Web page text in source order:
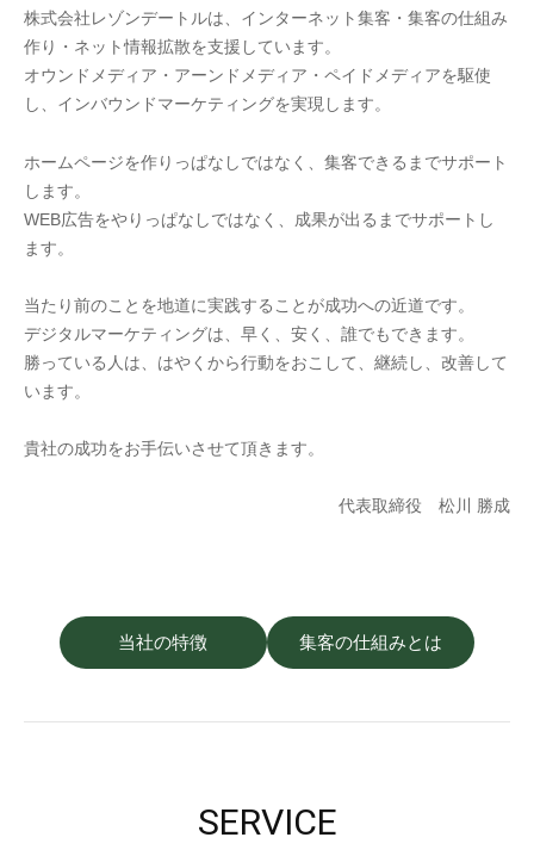
株式会社レゾンデートルは、インターネット集客・集客の仕組み
作り・ネット情報拡散を支援しています。
オウンドメディア・アーンドメディア・ペイドメディアを駆使
し、インバウンドマーケティングを実現します。
ホームページを作りっぱなしではなく、集客できるまでサポート
します。
WEB広告をやりっぱなしではなく、成果が出るまでサポートし
ます。
当たり前のことを地道に実践することが成功への近道です。
デジタルマーケティングは、早く、安く、誰でもできます。
勝っている人は、はやくから行動をおこして、継続し、改善して
います。
貴社の成功をお手伝いさせて頂きます。
代表取締役 松川 勝成
当社の特徴 集客の仕組みとは
SERVICE